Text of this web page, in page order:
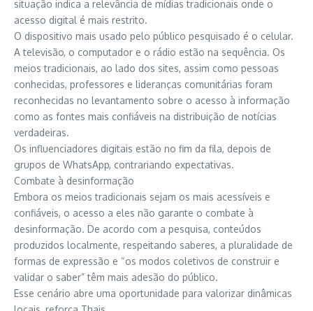
situação indica a relevância de mídias tradicionais onde o
acesso digital é mais restrito.
O dispositivo mais usado pelo público pesquisado é o celular.
A televisão, o computador e o rádio estão na sequência. Os
meios tradicionais, ao lado dos sites, assim como pessoas
conhecidas, professores e lideranças comunitárias foram
reconhecidas no levantamento sobre o acesso à informação
como as fontes mais confiáveis na distribuição de notícias
verdadeiras.
Os influenciadores digitais estão no fim da fila, depois de
grupos de WhatsApp, contrariando expectativas.
Combate à desinformação
Embora os meios tradicionais sejam os mais acessíveis e
confiáveis, o acesso a eles não garante o combate à
desinformação. De acordo com a pesquisa, conteúdos
produzidos localmente, respeitando saberes, a pluralidade de
formas de expressão e “os modos coletivos de construir e
validar o saber” têm mais adesão do público.
Esse cenário abre uma oportunidade para valorizar dinâmicas